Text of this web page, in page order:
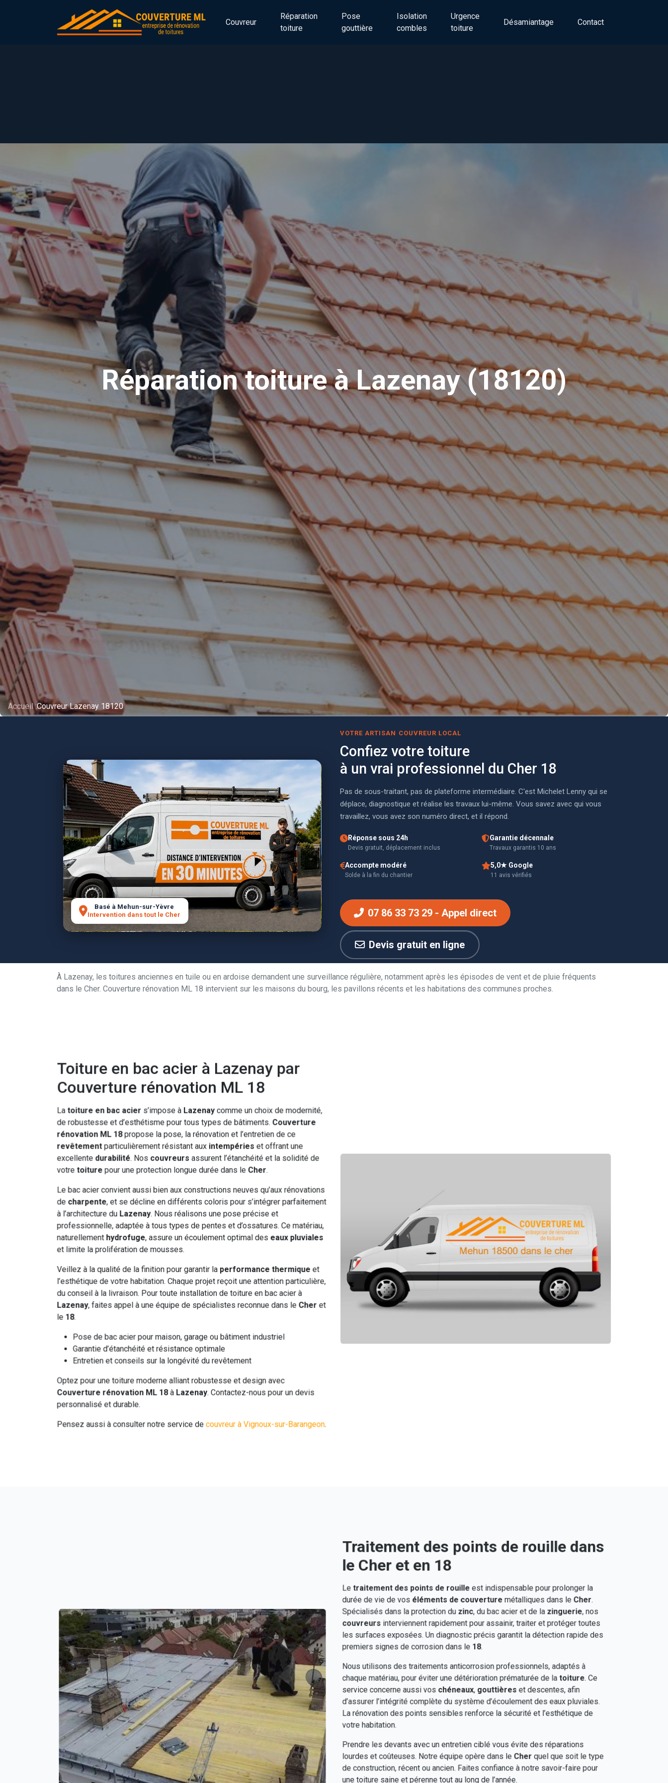
Couvreur
Réparation
toiture
Pose
gouttière
Isolation
combles
Urgence
toiture
Désamiantage Contact
Réparation toiture à Lazenay (18120)
Accueil :Couvreur Lazenay 18120
Basé à Mehun-sur-Yèvre
Intervention dans tout le Cher
VOTRE ARTISAN COUVREUR LOCAL
Confiez votre toiture
à un vrai professionnel du Cher 18
Pas de sous-traitant, pas de plateforme intermédiaire. C'est Michelet Lenny qui se
déplace, diagnostique et réalise les travaux lui-même. Vous savez avec qui vous
travaillez, vous avez son numéro direct, et il répond.
Réponse sous 24h
Devis gratuit, déplacement inclus
Garantie décennale
Travaux garantis 10 ans
Accompte modéré
Solde à la fin du chantier
5,0★ Google
11 avis vérifiés
07 86 33 73 29 - Appel direct
Devis gratuit en ligne
À Lazenay, les toitures anciennes en tuile ou en ardoise demandent une surveillance régulière, notamment après les épisodes de vent et de pluie fréquents
dans le Cher. Couverture rénovation ML 18 intervient sur les maisons du bourg, les pavillons récents et les habitations des communes proches.
Toiture en bac acier à Lazenay par
Couverture rénovation ML 18
La toiture en bac acier s’impose à Lazenay comme un choix de modernité,
de robustesse et d’esthétisme pour tous types de bâtiments. Couverture
rénovation ML 18propose la pose, la rénovation et l’entretien de ce
revêtementparticulièrement résistant aux intempéries et offrant une
excellente durabilité. Nos couvreurs assurent l’étanchéité et la solidité de
votre toiture pour une protection longue durée dans le Cher.
Le bac acier convient aussi bien aux constructions neuves qu’aux rénovations
de charpente, et se décline en différents coloris pour s’intégrer parfaitement
à l’architecture du Lazenay. Nous réalisons une pose précise et
professionnelle, adaptée à tous types de pentes et d’ossatures. Ce matériau,
naturellement hydrofuge, assure un écoulement optimal des eaux pluviales
et limite la prolifération de mousses.
Veillez à la qualité de la finition pour garantir la performance thermique et
l’esthétique de votre habitation. Chaque projet reçoit une attention particulière,
du conseil à la livraison. Pour toute installation de toiture en bac acier à
Lazenay, faites appel à une équipe de spécialistes reconnue dans le Cher et
le 18.
Pose de bac acier pour maison, garage ou bâtiment industriel
Garantie d’étanchéité et résistance optimale
Entretien et conseils sur la longévité du revêtement
Optez pour une toiture moderne alliant robustesse et design avec
Couverture rénovation ML 18à Lazenay. Contactez-nous pour un devis
personnalisé et durable.
Pensez aussi à consulter notre service de couvreur à Vignoux-sur-Barangeon.
Traitement des points de rouille dans
le Cher et en 18
Le traitement des points de rouille est indispensable pour prolonger la
durée de vie de vos éléments de couverture métalliques dans leCher
Spécialisés dans la protection du zinc , du bac acier et de lazinguerie , nos
couvreursinterviennent rapidement pour assainir, traiter et protéger toutes
les surfaces exposées. Un diagnostic précis garantit la détection rapide des
premiers signes de corrosion dans le 18
Nous utilisons des traitements anticorrosion professionnels, adaptés à
chaque matériau, pour éviter une détérioration prématurée de latoiture . Ce
service concerne aussi vos chéneaux, gouttières et descentes, afin
d’assurer l’intégrité complète du système d’écoulement des eaux pluviales.
La rénovation des points sensibles renforce la sécurité et l’esthétique de
votre habitation.
Prendre les devants avec un entretien ciblé vous évite des réparations
lourdes et coûteuses. Notre équipe opère dans leCher quel que soit le type
de construction, récent ou ancien. Faites confiance à notre savoir-faire pour
une toiture saine et pérenne tout au long de l’année.